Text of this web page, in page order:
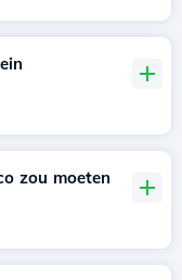
zou moeten